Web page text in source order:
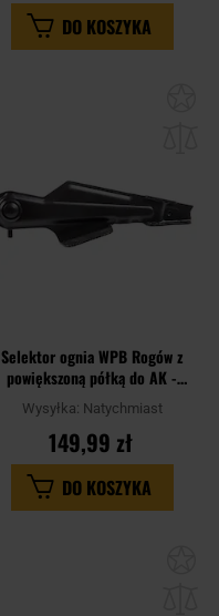
DO KOSZYKA
Selektor ognia WPB Rogów z
powiększoną półką do AK -
Black
Wysyłka: Natychmiast
149,99 zł
DO KOSZYKA